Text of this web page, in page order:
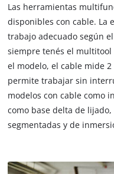
Las herramientas
disponibles con cable. La
trabajo adecuado según
siempre tenés el multitool
el modelo, el cable mide
permite trabajar sin
modelos con cable como
como base delta de
segmentadas y de